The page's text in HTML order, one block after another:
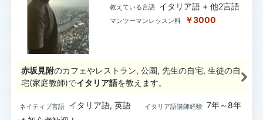
教えている言語 イタリア語 + 他2言語
マンツーマンレッスン料 ￥3000
赤坂見附のカフェやレストラン, 公園, 先生の自宅, 生徒の自
宅(家庭教師)でイタリア語を教えます。
ネイティブ言語 イタリア語, 英語 イタリア語講師経験 7年～8年